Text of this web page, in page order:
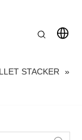
STACKER
»